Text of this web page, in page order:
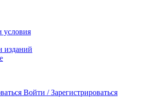
условия
изданий
Войти / Зарегистрироваться